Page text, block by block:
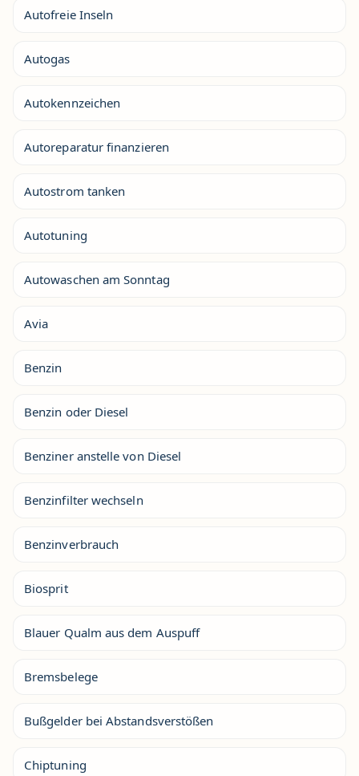
Autofreie Inseln
Autogas
Autokennzeichen
Autoreparatur finanzieren
Autostrom tanken
Autotuning
Autowaschen am Sonntag
Avia
Benzin
Benzin oder Diesel
Benziner anstelle von Diesel
Benzinfilter wechseln
Benzinverbrauch
Biosprit
Blauer Qualm aus dem Auspuff
Bremsbelege
Bußgelder bei Abstandsverstößen
Chiptuning